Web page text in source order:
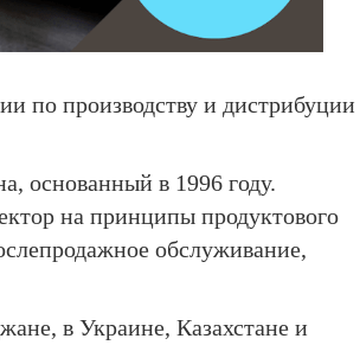
по производству и дистрибуции
основанный в 1996 году.
на принципы продуктового
обслуживание,
в Украине, Казахстане и